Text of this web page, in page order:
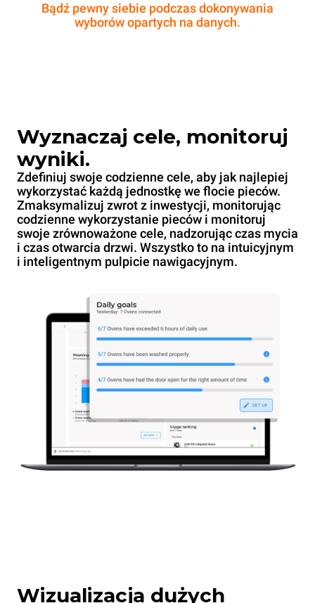
Bądź pewny siebie podczas dokonywania
wyborów opartych na danych.
Wyznaczaj cele, monitoruj
wyniki.
Zdefiniuj swoje codzienne cele, aby jak najlepiej
wykorzystać każdą jednostkę we flocie pieców.
Zmaksymalizuj zwrot z inwestycji, monitorując
codzienne wykorzystanie pieców i monitoruj
swoje zrównoważone cele, nadzorując czas mycia
i czas otwarcia drzwi. Wszystko to na intuicyjnym
i inteligentnym pulpicie nawigacyjnym.
Wizualizacja dużych